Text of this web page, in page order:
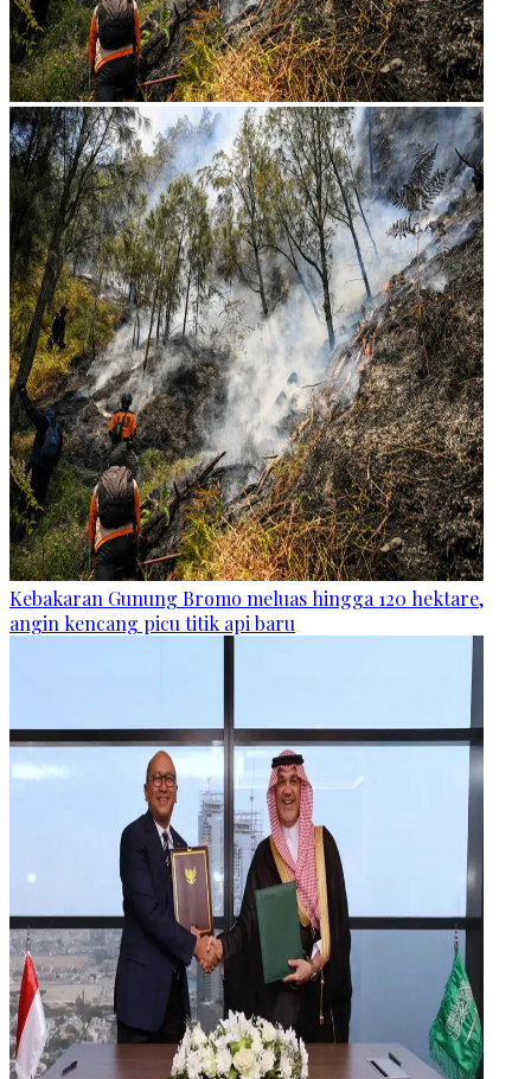
Kebakaran Gunung Bromo meluas hingga 120 hektare,
angin kencang picu titik api baru